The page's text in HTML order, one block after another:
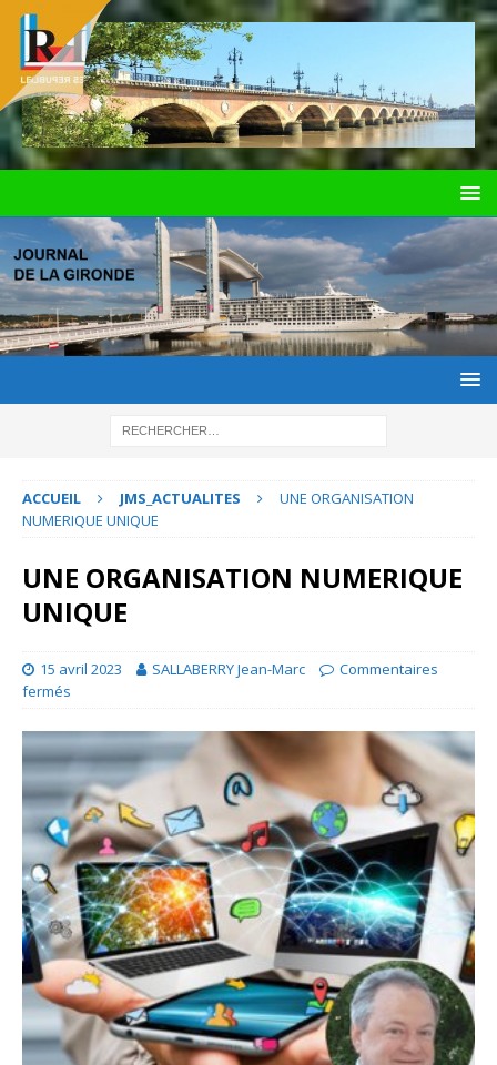
ACCUEIL JMS_ACTUALITES
UNE ORGANISATION
NUMERIQUE UNIQUE
UNE ORGANISATION NUMERIQUE
UNIQUE
15 avril 2023 SALLABERRY Jean-Marc
Commentaires
fermés